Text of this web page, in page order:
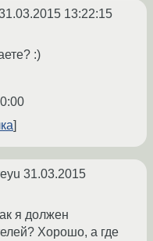
13:22:15
:)
31.03.2015
я должен
Хорошо, а где